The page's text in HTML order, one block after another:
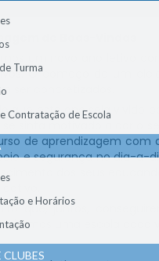
Turma
Contratação de Escola
e Horários
CLUBES
um novo ano letivo
O começo de um
ser concretizados.
que este ano seja vivido
se sinta motivado a dar o
de aprendizagem com
e segurança no dia-a-
dos seus
que, juntos,
uma escola cada